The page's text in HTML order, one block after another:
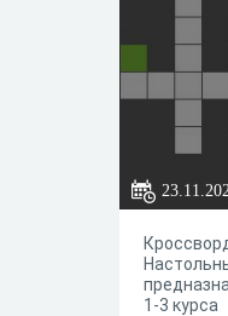
1-3 курса